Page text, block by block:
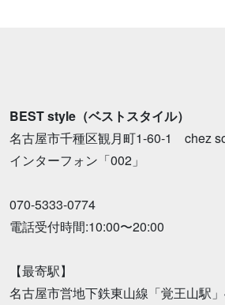
BEST style（ベストスタイル）
名古屋市千種区観月町1-60-1 chez
インターフォン「002」
070-5333-0774
電話受付時間:10:00〜20:00
【最寄駅】
名古屋市営地下鉄東山線「覚王山駅